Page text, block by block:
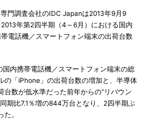
門調査会社のIDC Japanは2013年9月9
2013年第2四半期（4～6月）における国内
電話機／スマートフォン端末の出荷台数
内携帯電話機／スマートフォン端末の総
の「iPhone」の出荷台数の増加と、半導体
台数が低水準だった前年からの“リバウン
期比7.1％増の844万台となり、2四半期ぶ
。